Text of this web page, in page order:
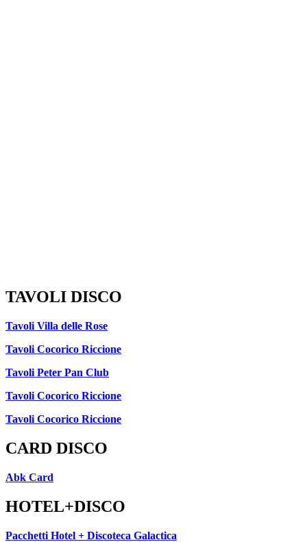
TAVOLI DISCO
Tavoli Villa delle Rose
Tavoli Cocorico Riccione
Tavoli Peter Pan Club
Tavoli Cocorico Riccione
Tavoli Cocorico Riccione
CARD DISCO
Abk Card
HOTEL+DISCO
Pacchetti Hotel + Discoteca Galactica